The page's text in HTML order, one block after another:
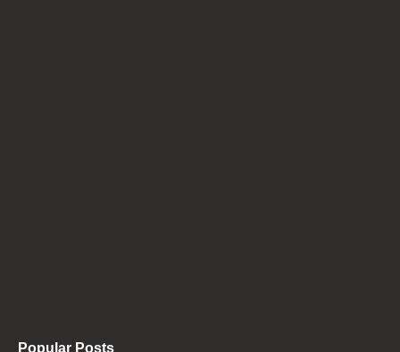
Popular Posts